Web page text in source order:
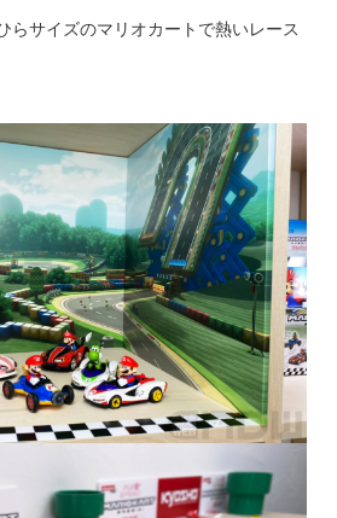
らサイズのマリオカートで熱いレース